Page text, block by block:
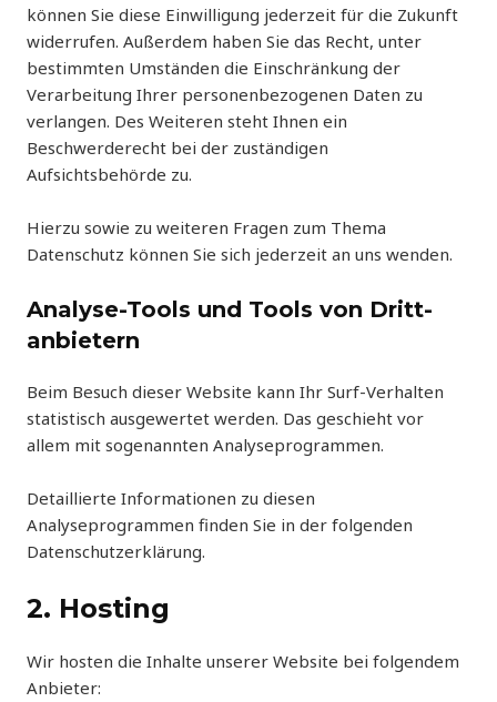
können Sie diese Einwilligung jederzeit für die Zukunft
widerrufen. Außerdem haben Sie das Recht, unter
bestimmten Umständen die Einschränkung der
Verarbeitung Ihrer personenbezogenen Daten zu
verlangen. Des Weiteren steht Ihnen ein
Beschwerderecht bei der zuständigen
Aufsichtsbehörde zu.
Hierzu sowie zu weiteren Fragen zum Thema
Datenschutz können Sie sich jederzeit an uns wenden.
Analyse-Tools und Tools von Dritt­
anbietern
Beim Besuch dieser Website kann Ihr Surf-Verhalten
statistisch ausgewertet werden. Das geschieht vor
allem mit sogenannten Analyseprogrammen.
Detaillierte Informationen zu diesen
Analyseprogrammen finden Sie in der folgenden
Datenschutzerklärung.
2. Hosting
Wir hosten die Inhalte unserer Website bei folgendem
Anbieter: